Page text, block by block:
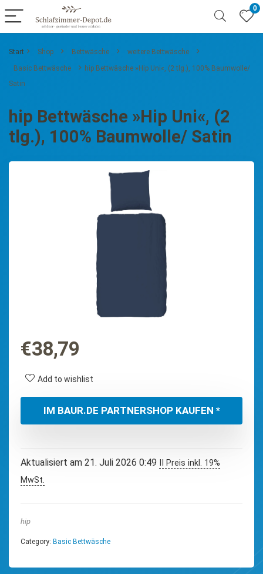
0
Start Shop Bettwäsche
weitere Bettwäsche
Basic Bettwäsche
hip Bettwäsche »Hip Uni«, (2 tlg.), 100% Baumwolle/
Satin
hip Bettwäsche »Hip Uni«, (2
tlg.), 100% Baumwolle/ Satin
€38,79
Add to wishlist
IM BAUR.DE PARTNERSHOP KAUFEN *
Aktualisiert am 21. Juli 2026 0:49
II Preis inkl. 19%
MwSt.
hip
Category: Basic Bettwäsche